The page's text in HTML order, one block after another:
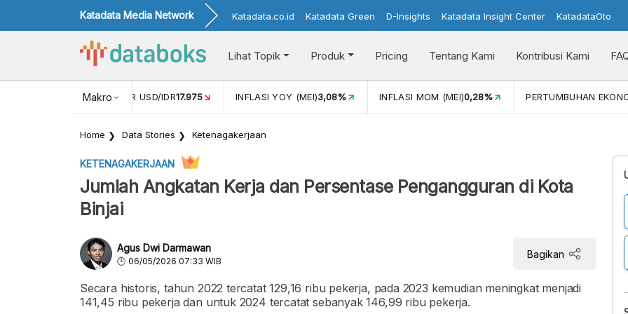
Katadata Media Network Katadata.co.id Katadata Green D-Insights Katadata Insight Center KatadataOto
Lihat Topik Produk Pricing Tentang Kami Kontribusi Kami
Makro
NILAI TUKAR USD/IDR17.975 INFLASI YOY (MEI)3,08% INFLASI MOM (MEI)0,28% PERTUMBUHAN
Home Data Stories Ketenagakerjaan
KETENAGAKERJAAN
Jumlah Angkatan Kerja dan Persentase Pengangguran di Kota
Binjai
Agus Dwi Darmawan
06/05/2026 07:33 WIB
Bagikan
Secara historis, tahun 2022 tercatat 129,16 ribu pekerja, pada 2023 kemudian meningkat menjadi
141,45 ribu pekerja dan untuk 2024 tercatat sebanyak 146,99 ribu pekerja.